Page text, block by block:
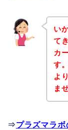
い
て
カ
す
よ
ま
⇒プラズマラ